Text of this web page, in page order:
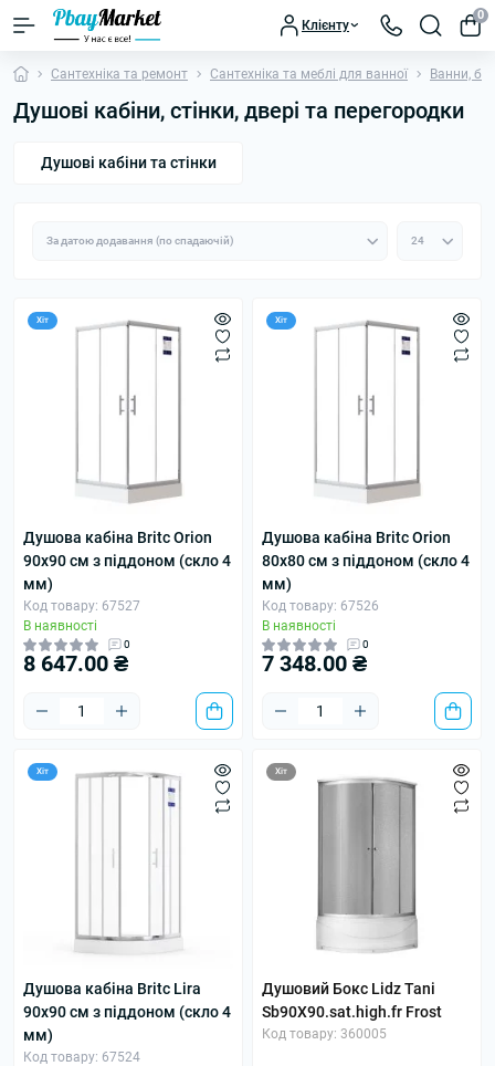
Клієнту
0
Сантехніка та ремонт Сантехніка та меблі для ванної Ванни,
Душові кабіни, стінки, двері та перегородки
Душові кабіни та стінки
Хіт
Душова кабіна Britc Orion
90x90 см з піддоном (скло 4
мм)
Код товару: 67527
В наявності
0
8 647.00 ₴
Хіт
Душова кабіна Britc Orion
80x80 см з піддоном (скло 4
мм)
Код товару: 67526
В наявності
0
7 348.00 ₴
Хіт
Душова кабіна Britc Lira
90x90 см з піддоном (скло 4
мм)
Код товару: 67524
Хіт
Душовий Бокс Lidz Tani
Sb90X90.sat.high.fr Frost
Код товару: 360005